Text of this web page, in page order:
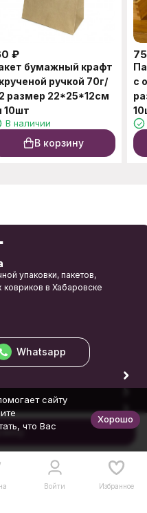
₽
бумажный крафт
ручкой 70г/
размер 22*25*12см
10шт
В наличии
В корзину
75
с
Войти Избранное
упаковки, пакетов,
в Хабаровске
Whatsapp
сайту
что Вас
Хорошо